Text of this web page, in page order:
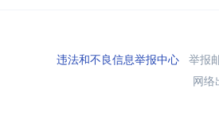
违法和不良信息举报中心举报
网